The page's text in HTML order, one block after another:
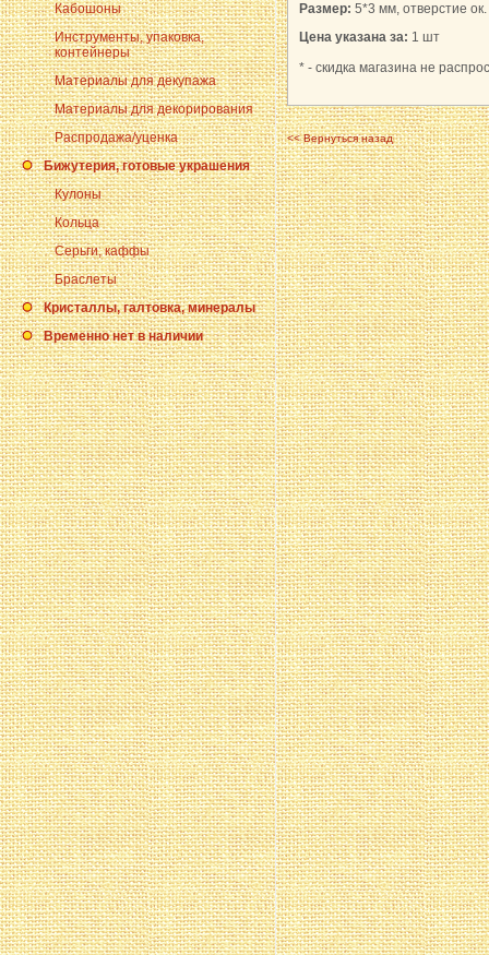
Кабошоны
Инструменты, упаковка,
контейнеры
Материалы для декупажа
Материалы для декорирования
Распродажа/уценка
Бижутерия, готовые украшения
Кулоны
Кольца
Серьги, каффы
Браслеты
Кристаллы, галтовка, минералы
Временно нет в наличии
Размер: 5*3 мм, отверстие
Цена указана за: 1 шт
* - скидка магазина не
<< Вернуться назад